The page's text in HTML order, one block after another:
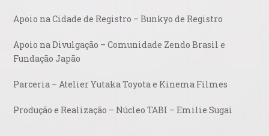
Apoio na Cidade de Registro – Bunkyo de Registro
Apoio na Divulgação – Comunidade Zendo Brasil e
Fundação Japão
Parceria – Atelier Yutaka Toyota e Kinema Filmes
Produção e Realização – Núcleo TABI – Emilie Sugai